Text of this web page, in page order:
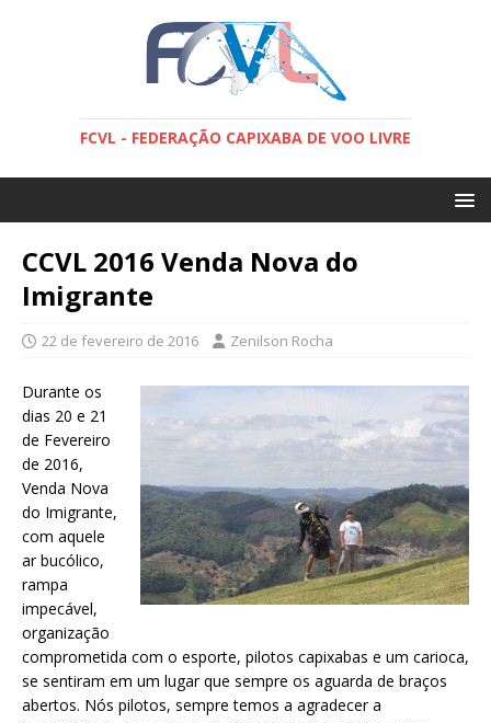
FCVL - FEDERAÇÃO CAPIXABA DE VOO LIVRE
CCVL 2016 Venda Nova do
Imigrante
22 de fevereiro de 2016 Zenilson Rocha
Durante os
dias 20 e 21
de Fevereiro
de 2016,
Venda Nova
do Imigrante,
com aquele
ar bucólico,
rampa
impecável,
organização
comprometida com o esporte, pilotos capixabas e um carioca,
se sentiram em um lugar que sempre os aguarda de braços
abertos. Nós pilotos, sempre temos a agradecer a